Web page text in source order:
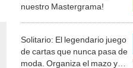
nuestro Mastergrama!
Solitario: El legendario juego
de cartas que nunca pasa de
moda. Organiza el mazo y